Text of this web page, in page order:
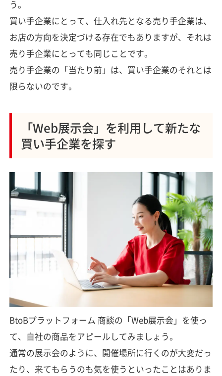
う。
買い手企業にとって、仕入れ先となる売り手企業は、
お店の方向を決定づける存在でもありますが、それは
売り手企業にとっても同じことです。
売り手企業の「当たり前」は、買い手企業のそれとは
限らないのです。
「Web展示会」を利用して新たな
買い手企業を探す
BtoBプラットフォーム 商談の「Web展示会」を使っ
て、自社の商品をアピールしてみましょう。
通常の展示会のように、開催場所に行くのが大変だっ
たり、来てもらうのも気を使うといったことはありま